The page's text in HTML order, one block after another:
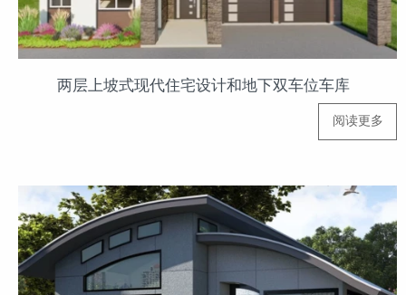
两层上坡式现代住宅设计和地下双车位车库
阅读更多